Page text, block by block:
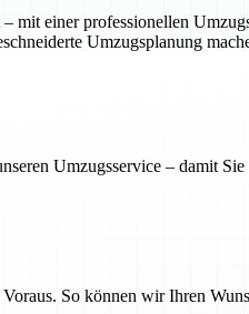
mit einer professionellen
Umzugsplanung
Umzugsservice – damit Sie
So können wir Ihren